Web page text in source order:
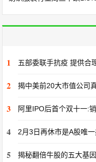
1 五部委联手抗疫 提供合
2 揭中美前20大市值公司
3 阿里IPO后首个双十一:
4 2月3日再休市是A股唯
5 揭秘翻倍牛股的五大基